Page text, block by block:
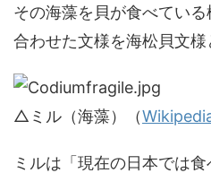
その海藻を貝が食べてい
合わせた文様を海松貝文様
△ミル（海藻）（
ミルは「現在の日本では